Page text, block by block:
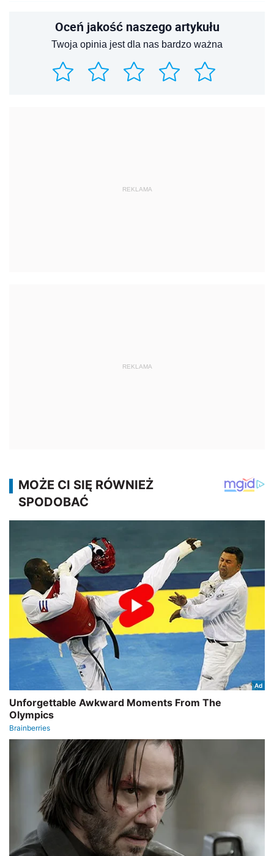
Oceń jakość naszego artykułu
Twoja opinia jest dla nas bardzo ważna
REKLAMA
REKLAMA